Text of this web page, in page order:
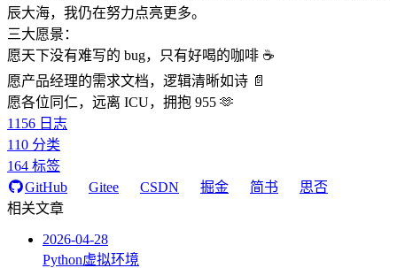
辰大海，我仍在努力点亮更多。
三大愿景：
愿天下没有难写的 bug，只有好喝的咖啡 ☕️
愿产品经理的需求文档，逻辑清晰如诗 📄
愿各位同仁，远离 ICU，拥抱 955 🫶
1156 日志
110 分类
164 标签
GitHub
Gitee CSDN 掘金 简书
思否
相关文章
2026-04-28
Python虚拟环境